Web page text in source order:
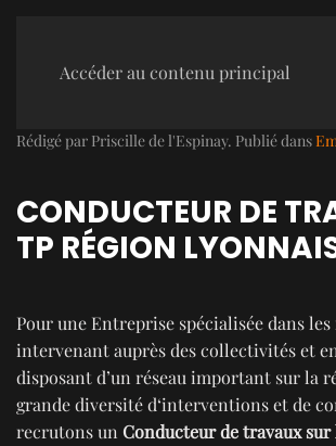
Accéder au contenu principal
Rédigé par Priscille de l'Espinay. Publié dans
CONDUCTEUR DE
TP RÉGION
Pour une Entreprise spécialisée dans les
intervenant auprès des collectivités et
disposant d’un réseau important sur la
grande diversité d‘interventions et de
recrutons un Conducteur de travaux sur